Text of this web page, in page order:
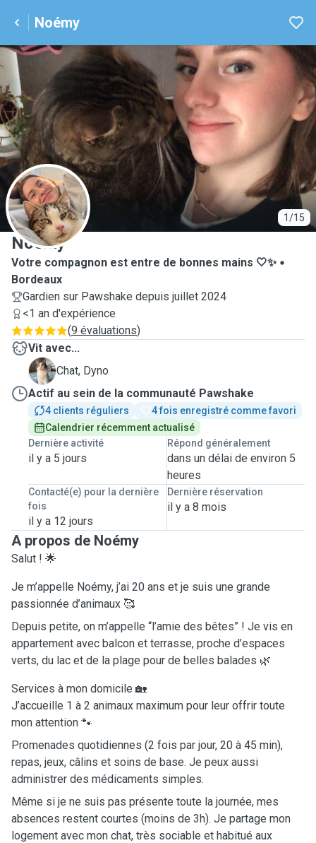
Noémy
1/15
N
Noémy
Votre compagnon est entre de bonnes mains 🤍✨
Bordeaux
Gardien sur Pawshake depuis juillet 2024
<1 an d'expérience
(9 évaluations)
Vit avec...
D
Chat, Dyno
Actif au sein de la communauté Pawshake
4 clients réguliers
4 fois enregistré comme favori
Calendrier récemment actualisé
Dernière activité
il y a 5 jours
Répond généralement
dans un délai de environ 5
heures
Contacté(e) pour la dernière
fois
il y a 12 jours
Dernière réservation
il y a 8 mois
A propos de Noémy
Salut ! 🌟
Je m’appelle Noémy, j’ai 20 ans et je suis une grande
passionnée d’animaux 🥰
Depuis petite, on m’appelle “l’amie des bêtes” ! Je vis en
appartement avec balcon et terrasse, proche d’espaces
verts, du lac et de la plage pour de belles balades 🌿
Services à mon domicile 🏡
J’accueille 1 à 2 animaux maximum pour leur offrir toute
mon attention 🐾
Promenades quotidiennes (2 fois par jour, 20 à 45 min),
repas, jeux, câlins et soins de base. Je peux aussi
administrer des médicaments simples.
Même si je ne suis pas présente toute la journée, mes
absences restent courtes (moins de 3h). Je partage mon
logement avec mon chat, très sociable et habitué aux